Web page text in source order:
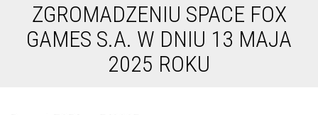
ZGROMADZENIU SPACE FOX
GAMES S.A. W DNIU 13 MAJA
2025 ROKU